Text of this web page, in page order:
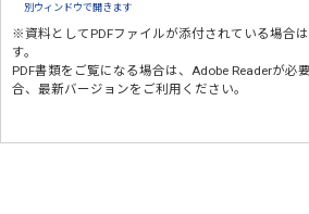
別ウィンドウで開きます
※資料としてPDFファイルが添付されている場合は
す。
PDF書類をご覧になる場合は、 Adobe Readerが必
合、最新バージョンをご利用ください。